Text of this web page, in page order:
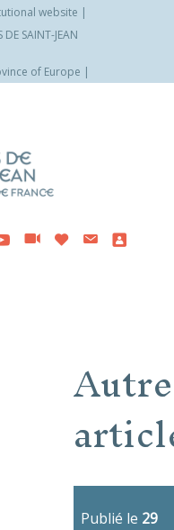
website
DE SAINT-JEAN
of Europe
Publié le 29